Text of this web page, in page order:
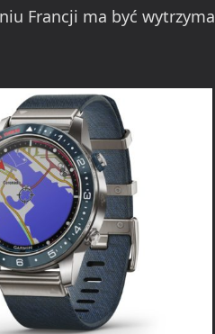
Francji ma być